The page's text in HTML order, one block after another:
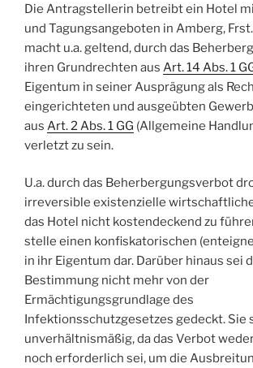
Die Antragstellerin betreibt ein Hotel
und Tagungsangeboten in Amberg,
macht u.a. geltend, durch das
ihren Grundrechten aus Art. 14 Abs. 1
Eigentum in seiner Ausprägung als
eingerichteten und ausgeübten
aus Art. 2 Abs. 1 GG (Allgemeine
verletzt zu sein.
U.a. durch das Beherbergungsverbot
irreversible existenzielle
das Hotel nicht kostendeckend zu
stelle einen konfiskatorischen
in ihr Eigentum dar. Darüber hinaus sei
Bestimmung nicht mehr von der
Ermächtigungsgrundlage des
Infektionsschutzgesetzes gedeckt. Sie
unverhältnismäßig, da das Verbot
noch erforderlich sei, um die